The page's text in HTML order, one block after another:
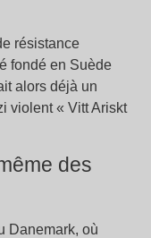
résistance
fondé en Suède
alors déjà un
violent « Vitt Ariskt
des
Danemark, où